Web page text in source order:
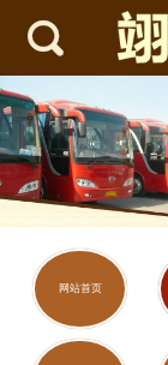

网站首页